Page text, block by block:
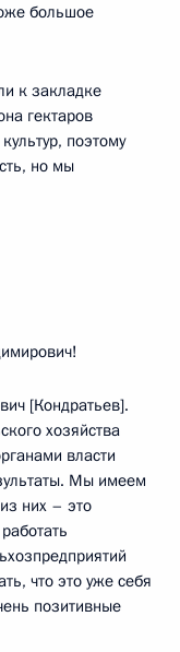
большое
к закладке
гектаров
поэтому
но мы
[Кондратьев].
хозяйства
власти
Мы имеем
них – это
что это уже себя
позитивные